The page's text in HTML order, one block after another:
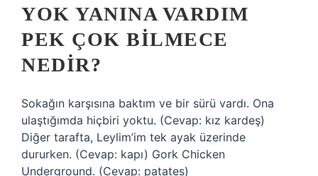
YOK YANINA VARDIM
PEK ÇOK BILMECE
NEDIR?
Sokağın karşısına baktım ve bir sürü vardı. Ona
ulaştığımda hiçbiri yoktu. (Cevap: kız kardeş)
Diğer tarafta, Leylim’im tek ayak üzerinde
dururken. (Cevap: kapı) Gork Chicken
Underground. (Cevap: patates)